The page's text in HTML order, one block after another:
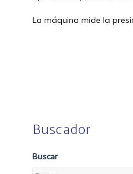
La máquina mide la
Buscador
Buscar